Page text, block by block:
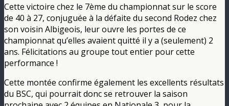
Cette victoire chez le 7ème du championnat sur le score
de 40 à 27, conjuguée à la défaite du second Rodez chez
son voisin Albigeois, leur ouvre les portes de ce
championnat qu’elles avaient quitté il y a (seulement) 2
ans. Félicitations au groupe tout entier pour cette
performance !
Cette montée confirme également les excellents résultats
du BSC, qui pourrait donc se retrouver la saison